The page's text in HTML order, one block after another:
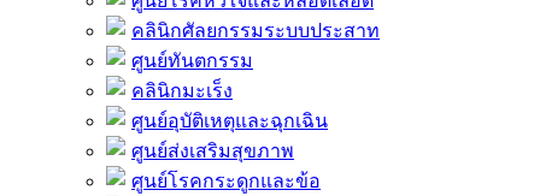
คลินิกศัลยกรรมระบบประสาท
ศูนย์ทันตกรรม
คลินิกมะเร็ง
ศูนย์อุบัติเหตุและฉุกเฉิน
ศูนย์ส่งเสริมสุขภาพ
ศูนย์โรคกระดูกและข้อ